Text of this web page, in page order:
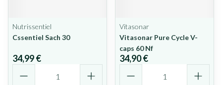
Nutrissentiel
Cssentiel Sach 30
34,99 €
Vitasonar
Vitasonar Pure Cycle V-
caps 60 Nf
34,90 €